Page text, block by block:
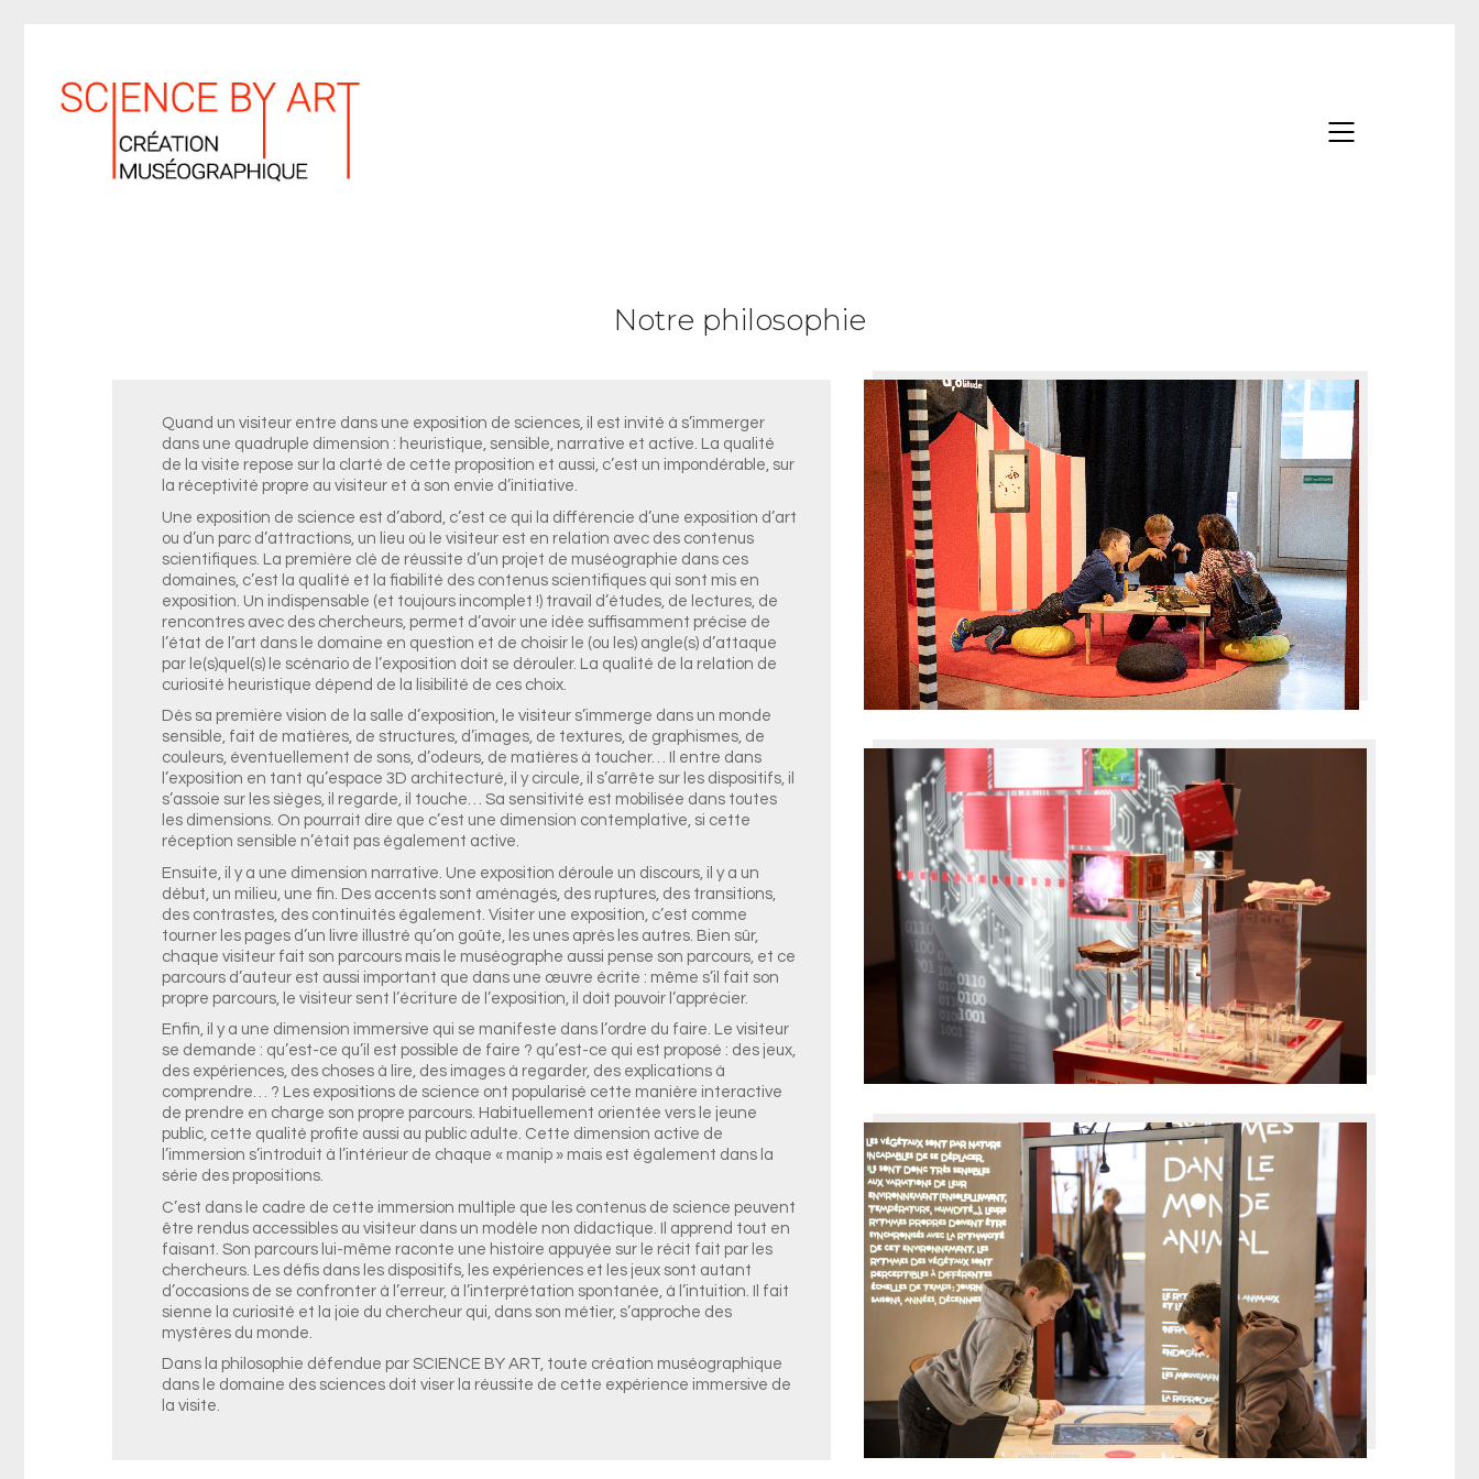
Notre philosophie
Quand un visiteur entre dans une exposition de sciences, il est invité à s’immerger
dans une quadruple dimension : heuristique, sensible, narrative et active. La qualité
de la visite repose sur la clarté de cette proposition et aussi, c’est un impondérable, sur
la réceptivité propre au visiteur et à son envie d’initiative.
Une exposition de science est d’abord, c’est ce qui la différencie d’une exposition d’art
ou d’un parc d’attractions, un lieu où le visiteur est en relation avec des contenus
scientifiques. La première clé de réussite d’un projet de muséographie dans ces
domaines, c’est la qualité et la fiabilité des contenus scientifiques qui sont mis en
exposition. Un indispensable (et toujours incomplet !) travail d’études, de lectures, de
rencontres avec des chercheurs, permet d’avoir une idée suffisamment précise de
l’état de l’art dans le domaine en question et de choisir le (ou les) angle(s) d’attaque
par le(s)quel(s) le scénario de l’exposition doit se dérouler. La qualité de la relation de
curiosité heuristique dépend de la lisibilité de ces choix.
Dès sa première vision de la salle d’exposition, le visiteur s’immerge dans un monde
sensible, fait de matières, de structures, d’images, de textures, de graphismes, de
couleurs, éventuellement de sons, d’odeurs, de matières à toucher… Il entre dans
l’exposition en tant qu’espace 3D architecturé, il y circule, il s’arrête sur les dispositifs, il
s’assoie sur les sièges, il regarde, il touche… Sa sensitivité est mobilisée dans toutes
les dimensions. On pourrait dire que c’est une dimension contemplative, si cette
réception sensible n’était pas également active.
Ensuite, il y a une dimension narrative. Une exposition déroule un discours, il y a un
début, un milieu, une fin. Des accents sont aménagés, des ruptures, des transitions,
des contrastes, des continuités également. Visiter une exposition, c’est comme
tourner les pages d’un livre illustré qu’on goûte, les unes après les autres. Bien sûr,
chaque visiteur fait son parcours mais le muséographe aussi pense son parcours, et ce
parcours d’auteur est aussi important que dans une œuvre écrite : même s’il fait son
propre parcours, le visiteur sent l’écriture de l’exposition, il doit pouvoir l’apprécier.
Enfin, il y a une dimension immersive qui se manifeste dans l’ordre du faire. Le visiteur
se demande : qu’est-ce qu’il est possible de faire ? qu’est-ce qui est proposé : des jeux,
des expériences, des choses à lire, des images à regarder, des explications à
comprendre… ? Les expositions de science ont popularisé cette manière interactive
de prendre en charge son propre parcours. Habituellement orientée vers le jeune
public, cette qualité profite aussi au public adulte. Cette dimension active de
l’immersion s’introduit à l’intérieur de chaque « manip » mais est également dans la
série des propositions.
C’est dans le cadre de cette immersion multiple que les contenus de science peuvent
être rendus accessibles au visiteur dans un modèle non didactique. Il apprend tout en
faisant. Son parcours lui-même raconte une histoire appuyée sur le récit fait par les
chercheurs. Les défis dans les dispositifs, les expériences et les jeux sont autant
d’occasions de se confronter à l’erreur, à l’interprétation spontanée, à l’intuition. Il fait
sienne la curiosité et la joie du chercheur qui, dans son métier, s’approche des
mystères du monde.
Dans la philosophie défendue par SCIENCE BY ART, toute création muséographique
dans le domaine des sciences doit viser la réussite de cette expérience immersive de
la visite.